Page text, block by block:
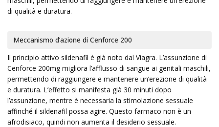
di qualità e duratura.
Meccanismo d’azione di Cenforce 200
Il principio attivo sildenafil è già noto dal Viagra. L’assunzione di
Cenforce 200mg migliora l’afflusso di sangue ai genitali maschili,
permettendo di raggiungere e mantenere un’erezione di qualità
e duratura. L’effetto si manifesta già 30 minuti dopo
l’assunzione, mentre è necessaria la stimolazione sessuale
affinché il sildenafil possa agire. Questo farmaco non è un
afrodisiaco, quindi non aumenta il desiderio sessuale.